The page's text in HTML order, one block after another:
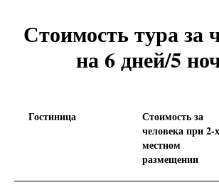
Стоимость тура за
на 6 дней/5
Гостиница
Стоимость за
человека при 2-х
местном
размещении